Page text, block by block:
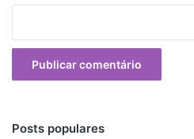
Posts populares